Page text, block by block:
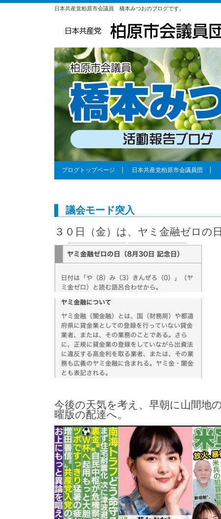
日本共産党柏原市会議員 橋本みつおのブログです。
ブログトップページ 日本共産党柏原市会議員団
議会モード突入
３０日（金）は、ヤミ金融ゼロの
今後の天気を考え、早朝に山間地
曜版の配達へ。